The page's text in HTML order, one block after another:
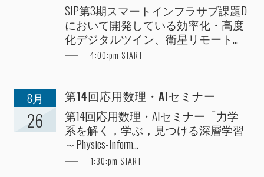
SIP第3期スマートインフラサブ課題D
において開発している効率化・高度
化デジタルツイン、衛星リモート...
4:00:pm START
8月
26
第14回応用数理・AIセミナー
第14回応用数理・AIセミナー「力学
系を解く，学ぶ，見つける深層学習
～Physics-Inform...
1:30:pm START